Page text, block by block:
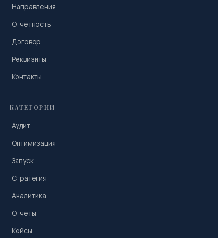
Направления
Отчетность
Договор
Реквизиты
Контакты
КАТЕГОРИИ
Аудит
Оптимизация
Запуск
Стратегия
Аналитика
Отчеты
Кейсы